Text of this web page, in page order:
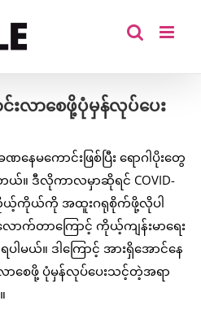
းလာစေဖို့ပုံမှန်လုပ်ပေး
မကောင်းဖြစ်ပြီး ရောဂါပိုးတွေ
ဒီလိုကာလမှာဆိုရင် COVID-
ယ့်ကိုယ်ကို အထူးဂရုစိုက်ဖို့လိုပါ
ာက်တာကြောင့် ကိုယ့်ကျန်းမာရေး
ယ်။ ဒါကြောင့် အားရှိအောင်နေ
ာစေဖို့ ပုံမှန်လုပ်ပေးသင့်တဲ့အရာ